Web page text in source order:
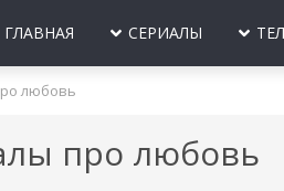
ГЛАВНАЯ СЕРИАЛЫ
2021 2020
СССР
ВОЕННЫЕ
МОЛОДЕЖНЫЕ
любовь
про любовь